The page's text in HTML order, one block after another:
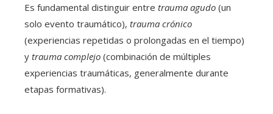
Es fundamental distinguir entre trauma agudo (un
solo evento traumático), trauma crónico
(experiencias repetidas o prolongadas en el tiempo)
y trauma complejo (combinación de múltiples
experiencias traumáticas, generalmente durante
etapas formativas).